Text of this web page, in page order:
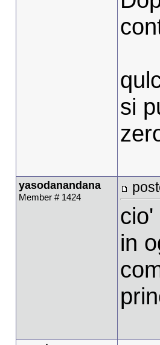
si
yasodanandana
Member # 1424
cio'
in